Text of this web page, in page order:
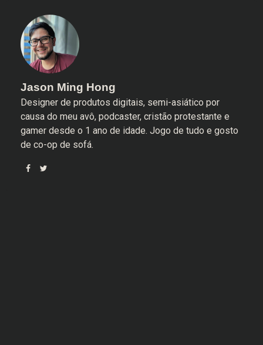
Jason Ming Hong
Designer de produtos digitais, semi-asiático por
causa do meu avô, podcaster, cristão protestante e
gamer desde o 1 ano de idade. Jogo de tudo e gosto
de co-op de sofá.